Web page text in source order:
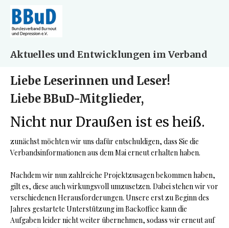
Aktuelles und Entwicklungen im Verband
Liebe Leserinnen und Leser!
Liebe BBuD-Mitglieder,
Nicht nur Draußen ist es heiß.
zunächst möchten wir uns dafür entschuldigen, dass Sie die
Verbandsinformationen aus dem Mai erneut erhalten haben.
Nachdem wir nun zahlreiche Projektzusagen bekommen haben,
gilt es, diese auch wirkungsvoll umzusetzen. Dabei stehen wir vor
verschiedenen Herausforderungen. Unsere erst zu Beginn des
Jahres gestartete Unterstützung im Backoffice kann die
Aufgaben leider nicht weiter übernehmen, sodass wir erneut auf